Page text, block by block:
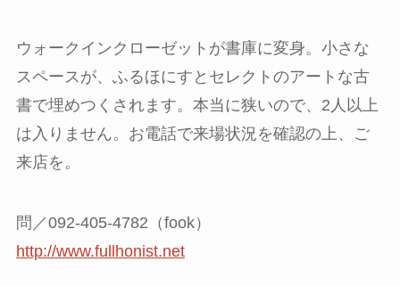
ウォークインクローゼットが書庫に変身。小さな
スペースが、ふるほにすとセレクトのアートな古
書で埋めつくされます。本当に狭いので、2人以上
は入りません。お電話で来場状況を確認の上、ご
来店を。
問／092-405-4782（fook）
http://www.fullhonist.net